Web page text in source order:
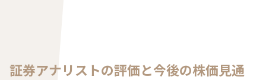
証券アナリストの評価と今後の株価見通